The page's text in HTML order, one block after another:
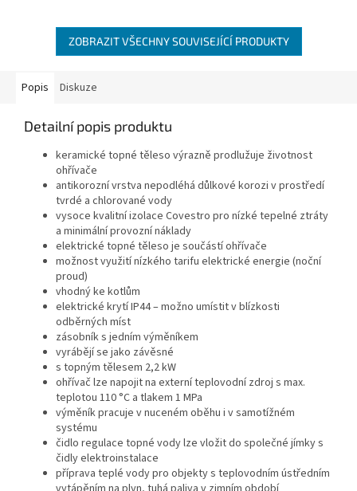
ZOBRAZIT VŠECHNY SOUVISEJÍCÍ PRODUKTY
Popis Diskuze
Detailní popis produktu
keramické topné těleso výrazně prodlužuje životnost
ohřívače
antikorozní vrstva nepodléhá důlkové korozi v prostředí
tvrdé a chlorované vody
vysoce kvalitní izolace Covestro pro nízké tepelné ztráty
a minimální provozní náklady
elektrické topné těleso je součástí ohřívače
možnost využití nízkého tarifu elektrické energie (noční
proud)
vhodný ke kotlům
elektrické krytí IP44 – možno umístit v blízkosti
odběrných míst
zásobník s jedním výměníkem
vyrábějí se jako závěsné
s topným tělesem 2,2 kW
ohřívač lze napojit na externí teplovodní zdroj s max.
teplotou 110 °C a tlakem 1 MPa
výměník pracuje v nuceném oběhu i v samotížném
systému
čidlo regulace topné vody lze vložit do společné jímky s
čidly elektroinstalace
příprava teplé vody pro objekty s teplovodním ústředním